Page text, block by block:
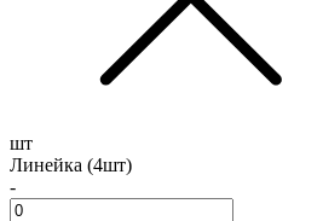
шт
Линейка (4шт)
-